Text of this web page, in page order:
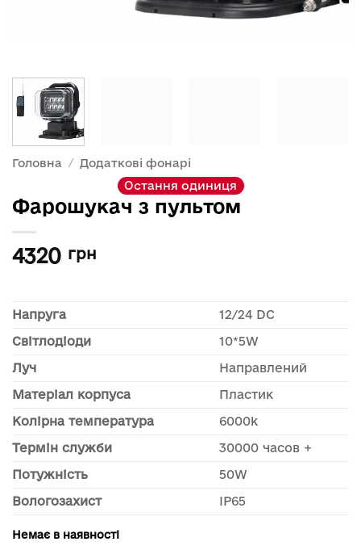
Головна / Додаткові фонарі
Остання одиниця
Фарошукач з пультом
4320 грн
Напруга
12/24 DC
Світлодіоди
10*5W
Луч
Направлений
Матеріал корпуса
Пластик
Колірна температура
6000k
Термін служби
30000 часов +
Потужність
50W
Вологозахист
IP65
Немає в наявності